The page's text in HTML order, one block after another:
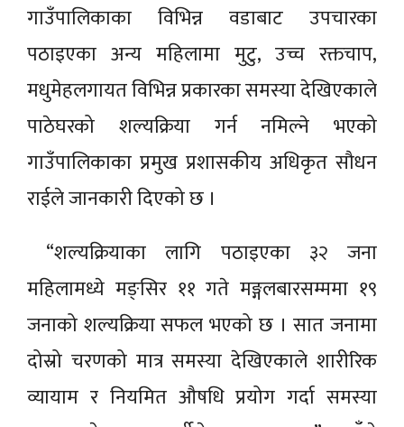
गाउँपालिकाका विभिन्न वडाबाट उपचारका
पठाइएका अन्य महिलामा मुटु, उच्च रक्तचाप,
मधुमेहलगायत विभिन्न प्रकारका समस्या देखिएकाले
पाठेघरको शल्यक्रिया गर्न नमिल्ने भएको
गाउँपालिकाका प्रमुख प्रशासकीय अधिकृत सौधन
राईले जानकारी दिएको छ ।
“शल्यक्रियाका लागि पठाइएका ३२ जना
महिलामध्ये मङ्सिर ११ गते मङ्गलबारसम्ममा १९
जनाको शल्यक्रिया सफल भएको छ । सात जनामा
दोस्रो चरणको मात्र समस्या देखिएकाले शारीरिक
व्यायाम र नियमित औषधि प्रयोग गर्दा समस्या